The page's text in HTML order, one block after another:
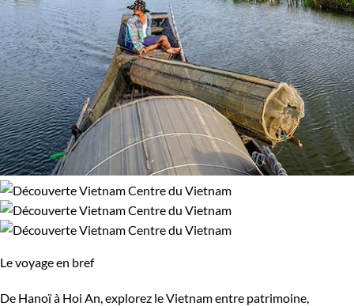
Le voyage en bref
De Hanoï à Hoi An, explorez le Vietnam entre patrimoine,